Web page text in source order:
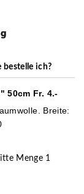
bestelle ich?
50cm Fr. 4.-
Breite:
Menge 1